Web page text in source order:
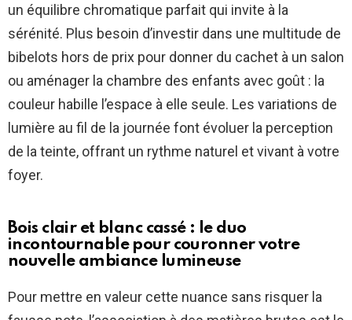
un équilibre chromatique parfait qui invite à la
sérénité. Plus besoin d’investir dans une multitude de
bibelots hors de prix pour donner du cachet à un salon
ou aménager la chambre des enfants avec goût : la
couleur habille l’espace à elle seule. Les variations de
lumière au fil de la journée font évoluer la perception
de la teinte, offrant un rythme naturel et vivant à votre
foyer.
Bois clair et blanc cassé : le duo
incontournable pour couronner votre
nouvelle ambiance lumineuse
Pour mettre en valeur cette nuance sans risquer la